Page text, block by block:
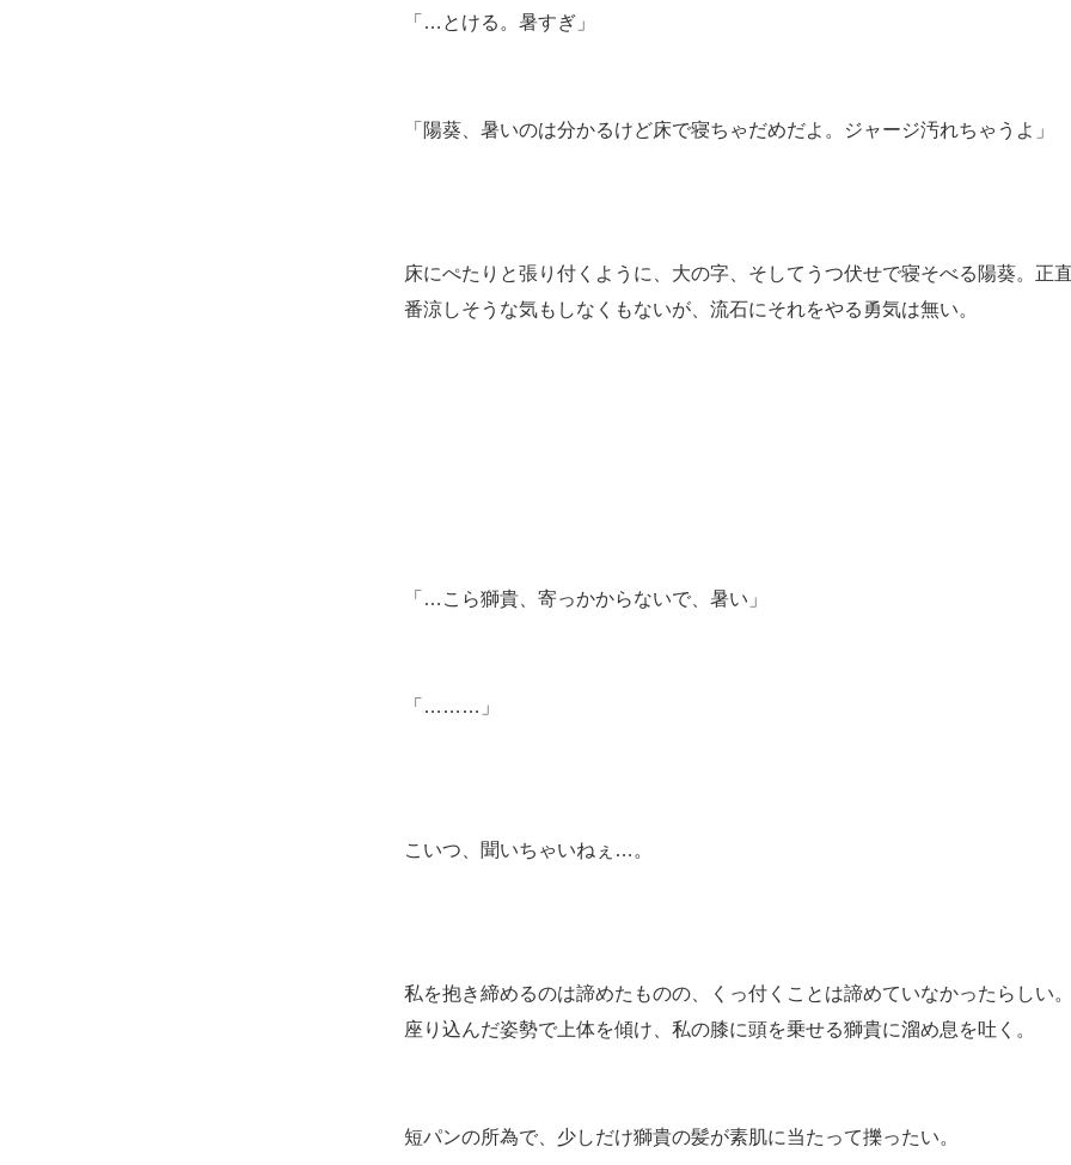
「…とける。暑すぎ」
「陽葵、暑いのは分かるけど床で寝ちゃだめだよ。ジャージ汚れちゃうよ」
床にぺたりと張り付くように、大の字、そしてうつ伏せで寝そべる陽葵。正
番涼しそうな気もしなくもないが、流石にそれをやる勇気は無い。
「…こら獅貴、寄っかからないで、暑い」
「………」
こいつ、聞いちゃいねぇ…。
私を抱き締めるのは諦めたものの、くっ付くことは諦めていなかったらしい
座り込んだ姿勢で上体を傾け、私の膝に頭を乗せる獅貴に溜め息を吐く。
短パンの所為で、少しだけ獅貴の髪が素肌に当たって擽ったい。